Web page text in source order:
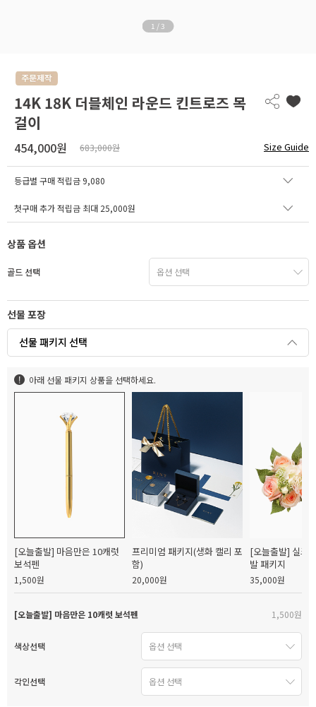
1 / 3
14K 18K 더블체인 라운드 킨트로즈 목
걸이
454,000원 683,000원 Size Guide
등급별 구매 적립금 9,080
첫구매 추가 적립금 최대 25,000원
상품 옵션
골드 선택
선물 포장
선물 패키지 선택
아래 선물 패키지 상품을 선택하세요.
[오늘출발] 마음만은 10캐럿
보석펜
1,500원
프리미엄 패키지(생화 캘리 포
함)
20,000원
[오늘출발] 실크
발 패키지
35,000원
[오늘출발] 마음만은 10캐럿 보석펜 1,500원
색상선택
각인선택